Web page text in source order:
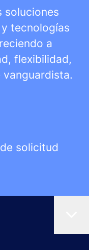
soluciones
tecnologías
a
flexibilidad,
vanguardista.
solicitud